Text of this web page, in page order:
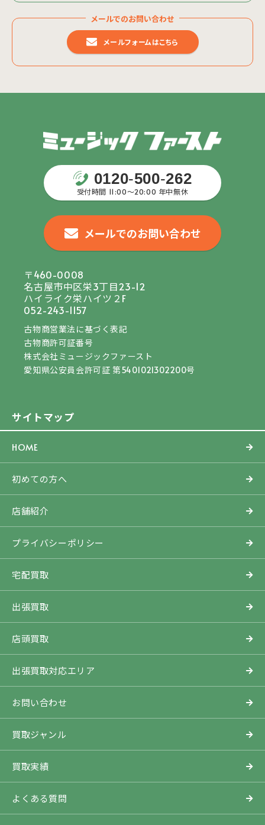
メールでのお問い合わせ
メールフォームはこちら
サイトマップ
HOME
初めての方へ
店舗紹介
プライバシーポリシー
宅配買取
出張買取
店頭買取
出張買取対応エリア
お問い合わせ
買取ジャンル
買取実績
よくある質問
0120-500-262
受付時間 11:00〜20:00 年中無休
メールでのお問い合わせ
〒460-0008
名古屋市中区栄3丁目23-12
ハイライク栄ハイツ２F
052-243-1157
古物商営業法に基づく表記
古物商許可証番号
株式会社ミュージックファースト
愛知県公安員会許可証 第5401021302200号